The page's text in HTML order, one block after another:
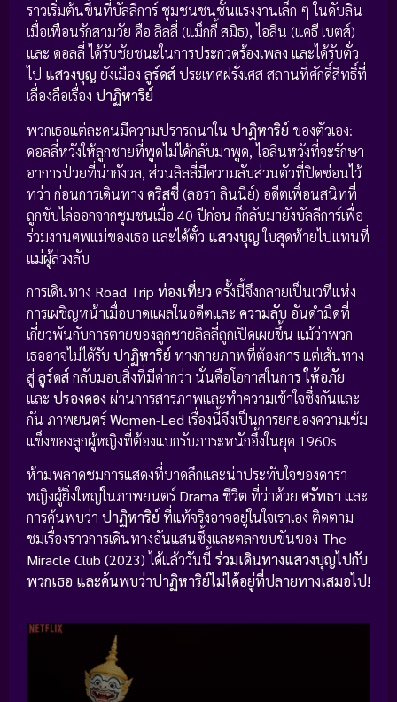
ราวเริ่มต้นขึ้นที่บัลลีการ์ ชุมชนชนชั้นแรงงานเล็ก ๆ ในดับลิน
เมื่อเพื่อนรักสามวัย คือ ลิลลี่ (แม็กกี้ สมิธ), ไอลีน (แคธี เบตส์)
และ ดอลลี่ ได้รับชัยชนะในการประกวดร้องเพลง และได้รับตั๋ว
ไป แสวงบุญ ยังเมือง ลูร์ดส์ประเทศฝรั่งเศส สถานที่ศักดิ์สิทธิ์ที่
เลื่องลือเรื่อง ปาฏิหาริย์
พวกเธอแต่ละคนมีความปรารถนาใน ปาฏิหาริย์ ของตัวเอง:
ดอลลี่หวังให้ลูกชายที่พูดไม่ได้กลับมาพูด, ไอลีนหวังที่จะรักษา
อาการป่วยที่น่ากังวล, ส่วนลิลลี่มีความลับส่วนตัวที่ปิดซ่อนไว้
ทว่า ก่อนการเดินทาง คริสซี่(ลอรา ลินนีย์) อดีตเพื่อนสนิทที่
ถูกขับไล่ออกจากชุมชนเมื่อ 40 ปีก่อน ก็กลับมายังบัลลีการ์เพื่อ
ร่วมงานศพแม่ของเธอ และได้ตั๋ว แสวงบุญใบสุดท้ายไปแทนที่
แม่ผู้ล่วงลับ
การเดินทาง Road Trip ท่องเที่ยว ครั้งนี้จึงกลายเป็นเวทีแห่ง
การเผชิญหน้าเมื่อบาดแผลในอดีตและ ความลับ อันดำมืดที่
เกี่ยวพันกับการตายของลูกชายลิลลี่ถูกเปิดเผยขึ้น แม้ว่าพวก
เธออาจไม่ได้รับ ปาฏิหาริย์ ทางกายภาพที่ต้องการ แต่เส้นทาง
สู่ลูร์ดส์กลับมอบสิ่งที่มีค่ากว่า นั่นคือโอกาสในการให้อภัย
และ ปรองดอง ผ่านการสารภาพและทำความเข้าใจซึ่งกันและ
กัน ภาพยนตร์Women-Led เรื่องนี้จึงเป็นการยกย่องความเข้ม
แข็งของลูกผู้หญิงที่ต้องแบกรับภาระหนักอึ้งในยุค 1960s
ห้ามพลาดชมการแสดงที่บาดลึกและน่าประทับใจของดารา
หญิงผู้ยิ่งใหญ่ในภาพยนตร์ Drama ชีวิต ที่ว่าด้วย ศรัทธา และ
การค้นพบว่า ปาฏิหาริย์ ที่แท้จริงอาจอยู่ในใจเราเอง ติดตาม
ชมเรื่องราวการเดินทางอันแสนซึ้งและตลกขบขันของ The
Miracle Club (2023)ได้แล้ววันนี้ ร่วมเดินทางแสวงบุญไปกับ
พวกเธอ และค้นพบว่าปาฏิหาริย์ไม่ได้อยู่ที่ปลายทางเสมอไป!